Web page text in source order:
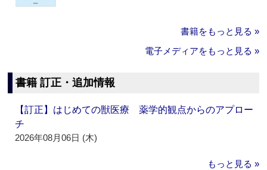
書籍をもっと見る »
電子メディアをもっと見る »
書籍 訂正・追加情報
【訂正】はじめての獣医療 薬学的観点からのアプロー
チ
2026年08月06日 (木)
もっと見る »